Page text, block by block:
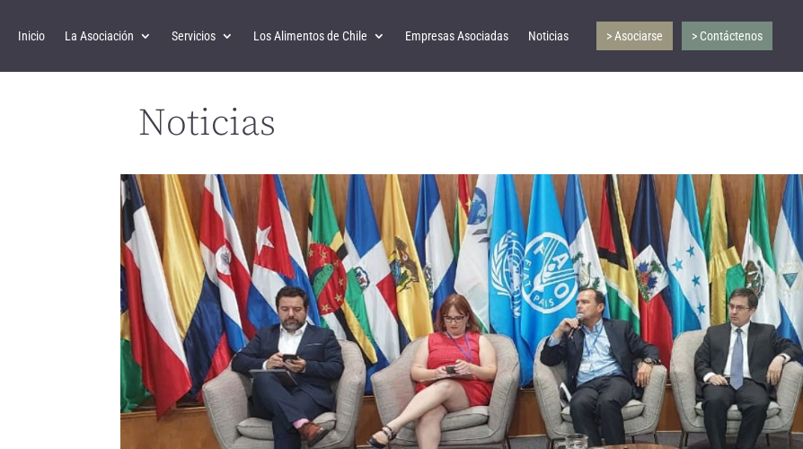
Inicio La Asociación Servicios Los Alimentos de Chile Empresas Asociadas Noticias > Asociarse > Contáctenos
Noticias